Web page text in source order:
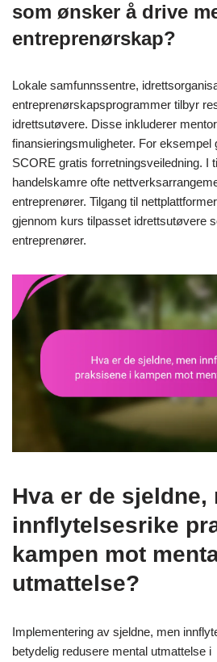
som ønsker å drive
entreprenørskap?
Lokale samfunnssentre,
entreprenørskapsprogrammer tilbyr
idrettsutøvere. Disse inkluderer
finansieringsmuligheter. For eksempel
SCORE gratis forretningsveiledning. I
handelskamre ofte
entreprenører. Tilgang til
gjennom kurs tilpasset idrettsutøvere
entreprenører.
Hva er de sjeldne,
innflytelsesrike
kampen mot
utmattelse?
Implementering av sjeldne, men
betydelig redusere mental utmattelse i